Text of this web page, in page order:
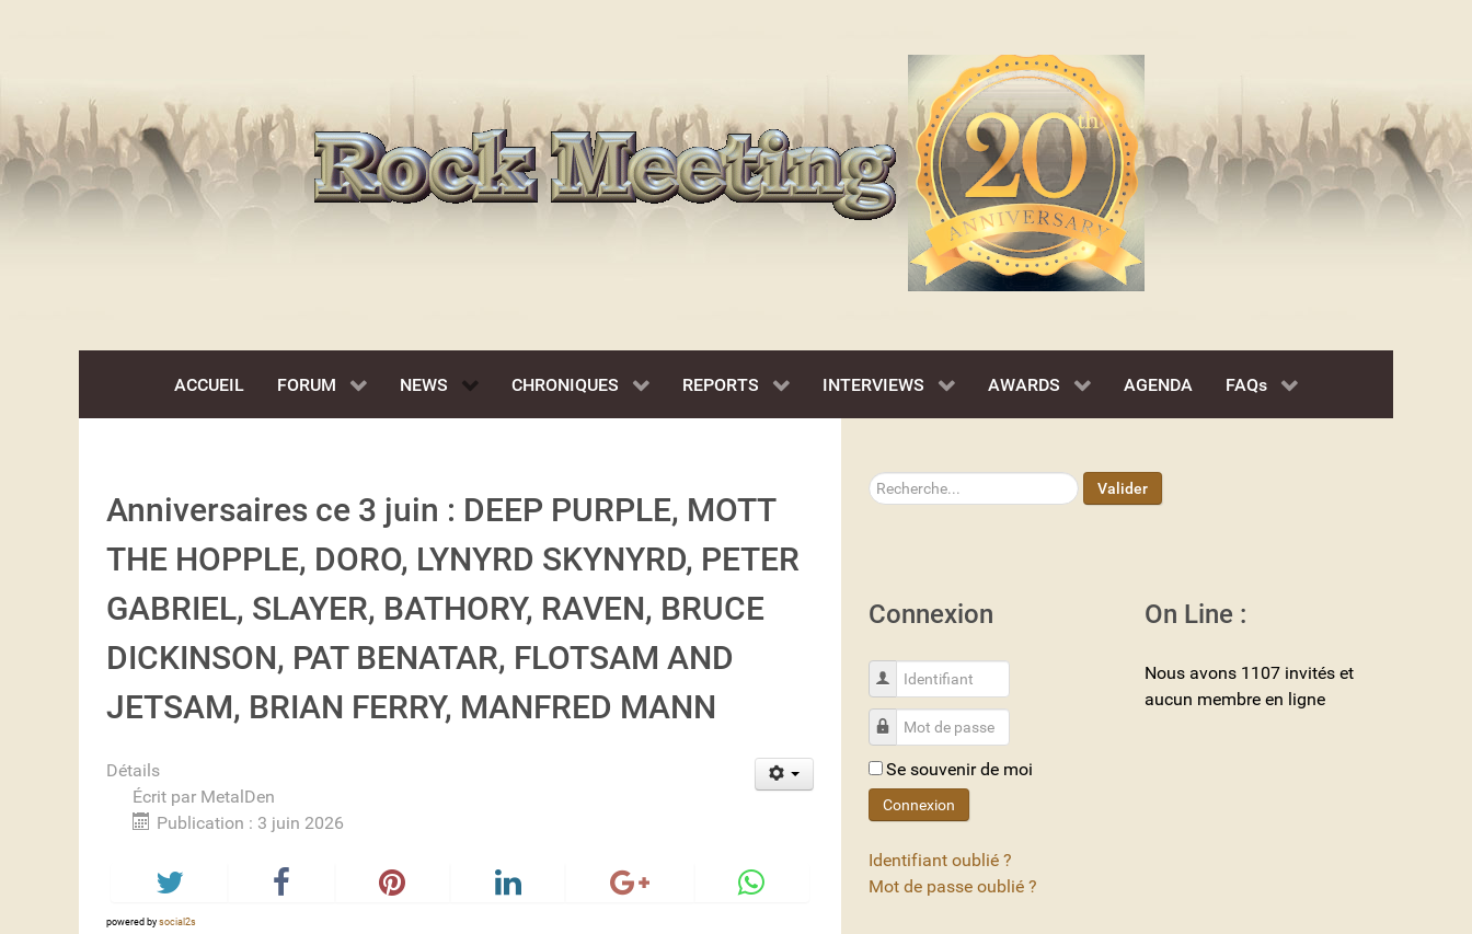
ACCUEIL FORUM NEWS CHRONIQUES REPORTS INTERVIEWS AWARDS AGENDA FAQs
Anniversaires ce 3 juin : DEEP PURPLE, MOTT
THE HOPPLE, DORO, LYNYRD SKYNYRD, PETER
GABRIEL, SLAYER, BATHORY, RAVEN, BRUCE
DICKINSON, PAT BENATAR, FLOTSAM AND
JETSAM, BRIAN FERRY, MANFRED MANN
Détails
Écrit par MetalDen
Publication : 3 juin 2026
powered by social2s
Rechercher Valider
Connexion
Identifiant
Mot de passe
Se souvenir de moi
Connexion
Identifiant oublié ?
Mot de passe oublié ?
On Line :
Nous avons 1107 invités et
aucun membre en ligne